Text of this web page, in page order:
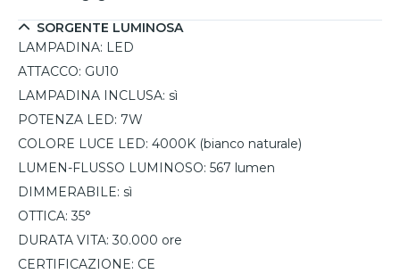
SORGENTE LUMINOSA
LAMPADINA: LED
ATTACCO: GU10
LAMPADINA INCLUSA: sì
POTENZA LED: 7W
COLORE LUCE LED: 4000K (bianco naturale)
LUMEN-FLUSSO LUMINOSO: 567 lumen
DIMMERABILE: sì
OTTICA: 35°
DURATA VITA: 30.000 ore
CERTIFICAZIONE: CE